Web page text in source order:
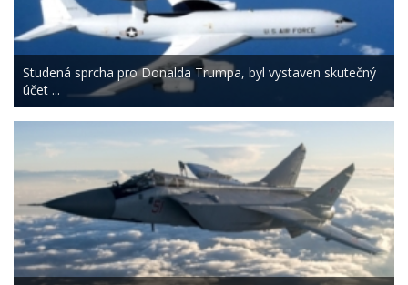
Studená sprcha pro Donalda Trumpa, byl vystaven skutečný
účet ...